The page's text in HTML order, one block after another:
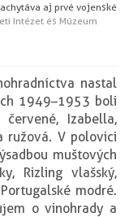
aj prvé vojenské
Intézet és Múzeum
nastal
1949–1953 boli
Izabella,
ružová. V polovici
muštových
Rizling vlašský,
modré.
o vinohrady a